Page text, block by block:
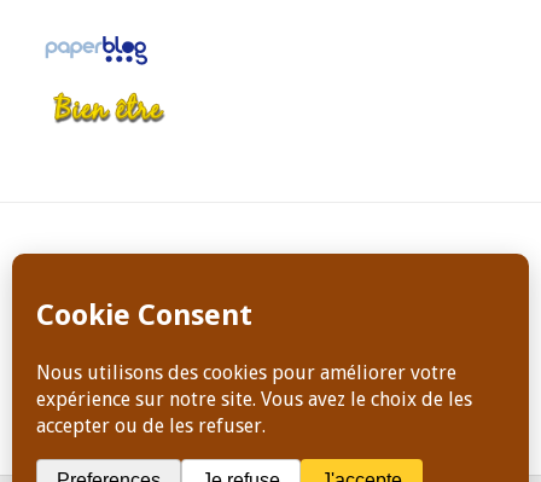
Copyright Dominique Jeanneret, tous droits de reproduction
réservés en tout temps